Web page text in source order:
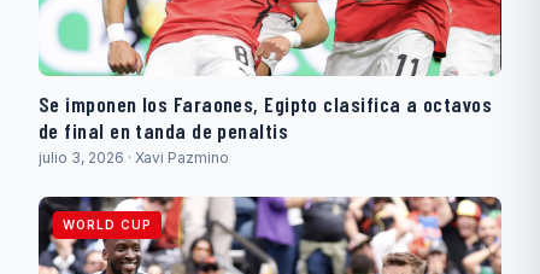
Se imponen los Faraones, Egipto clasifica a octavos
de final en tanda de penaltis
julio 3, 2026 · Xavi Pazmino
WORLD CUP